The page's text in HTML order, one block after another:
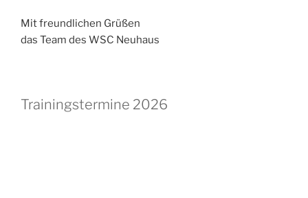
Mit freundlichen Grüßen
das Team des WSC Neuhaus
Trainingstermine 2026